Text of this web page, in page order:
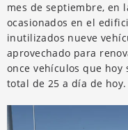
mes de septiembre, en
ocasionados en el
inutilizados nueve
aprovechado para
once vehículos que hoy
total de 25 a día de hoy.